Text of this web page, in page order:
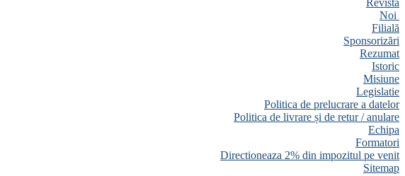
Noi
Filială
Sponsorizări
Rezumat
Istoric
Misiune
Legislatie
Politica de prelucrare a datelor
Politica de livrare și de retur / anulare
Echipa
Formatori
Directioneaza 2% din impozitul pe venit
Sitemap